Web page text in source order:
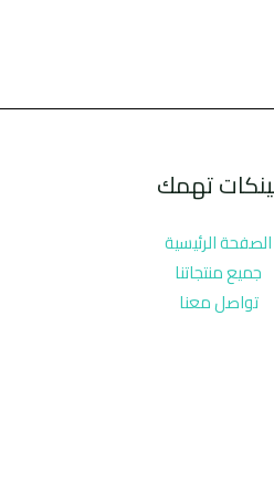
تهمك
الصفحة الرئيسية
جميع منتجاتنا
تواصل معنا